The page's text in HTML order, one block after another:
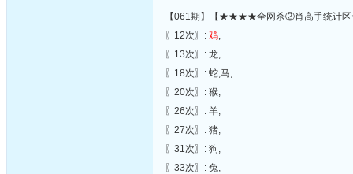
【061期】【★★★★全网杀②肖高手统计
〖12次〗: 鸡,
〖13次〗: 龙,
〖18次〗: 蛇,马,
〖20次〗: 猴,
〖26次〗: 羊,
〖27次〗: 猪,
〖31次〗: 狗,
〖33次〗: 兔,